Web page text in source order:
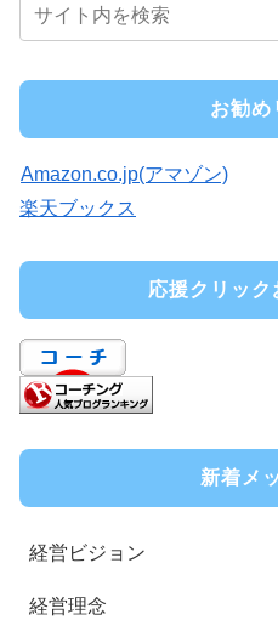
お勧め
Amazon.co.jp(アマゾン)
楽天ブックス
応援クリック
新着メ
経営ビジョン
経営理念